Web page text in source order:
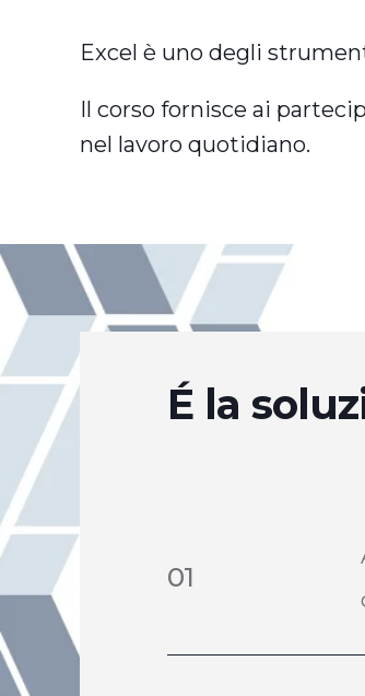
Excel è uno degli
Il corso fornisce ai
nel lavoro quotidiano.
Éla
01